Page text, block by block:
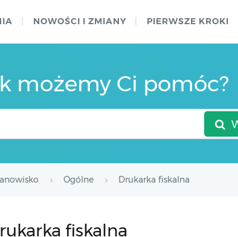
NOWOŚCI I ZMIANY PIERWSZE KROKI
możemy Ci pomóc?
Ogólne Drukarka fiskalna
fiskalna